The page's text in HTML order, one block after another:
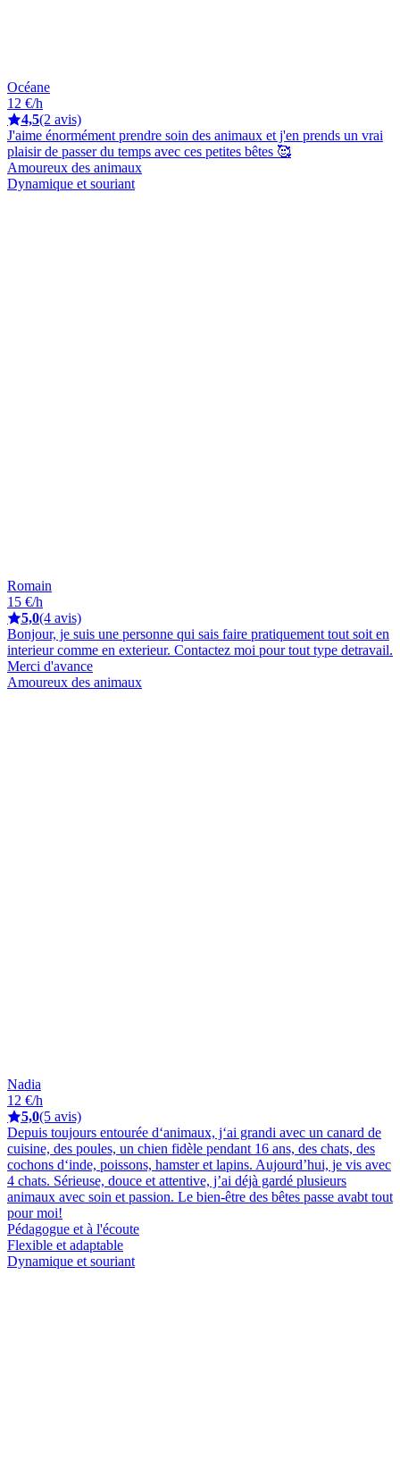
Océane
12 €/h
4,5(2 avis)
J'aime énormément prendre soin des animaux et j'en prends un vrai
plaisir de passer du temps avec ces petites bêtes 🥰
Amoureux des animaux
Dynamique et souriant
Romain
15 €/h
5,0(4 avis)
Bonjour, je suis une personne qui sais faire pratiquement tout soit en
interieur comme en exterieur. Contactez moi pour tout type detravail.
Merci d'avance
Amoureux des animaux
Nadia
12 €/h
5,0(5 avis)
Depuis toujours entourée d‘animaux, j‘ai grandi avec un canard de
cuisine, des poules, un chien fidèle pendant 16 ans, des chats, des
cochons d‘inde, poissons, hamster et lapins. Aujourd’hui, je vis avec
4 chats. Sérieuse, douce et attentive, j’ai déjà gardé plusieurs
animaux avec soin et passion. Le bien-être des bêtes passe avabt tout
pour moi!
Pédagogue et à l'écoute
Flexible et adaptable
Dynamique et souriant